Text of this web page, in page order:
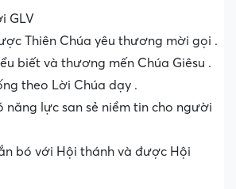
GLV
Thiên Chúa yêu thương mời gọi .
biết và thương mến Chúa Giêsu .
theo Lời Chúa dạy .
năng lực san sẻ niềm tin cho người
bó với Hội thánh và được Hội